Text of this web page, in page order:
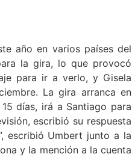
año en varios países del
la gira, lo que provocó
para ir a verlo, y Gisela
La gira arranca en
días, irá a Santiago para
escribió su respuesta
escribió Umbert junto a la
y la mención a la cuenta